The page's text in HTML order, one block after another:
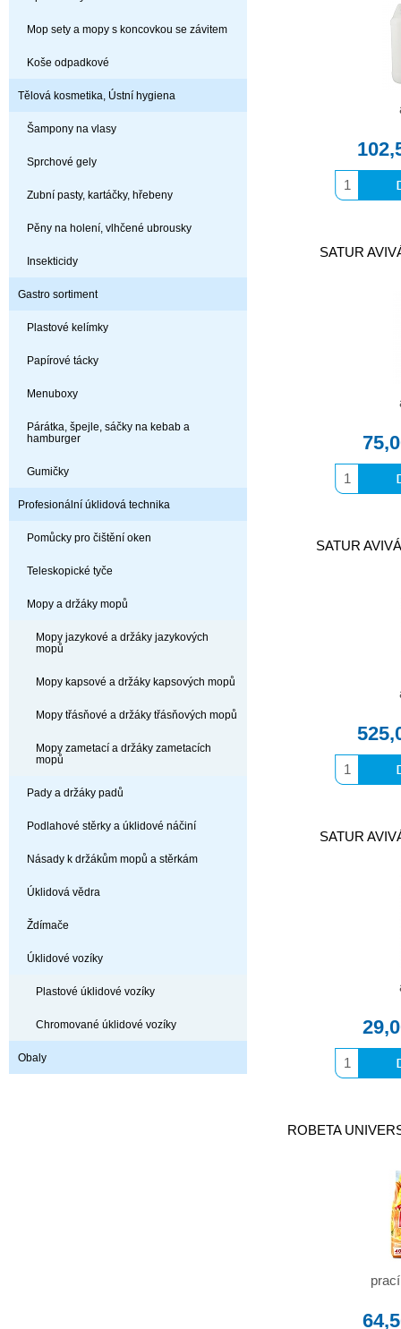
Mop sety a mopy s koncovkou se závitem
Koše odpadkové
Tělová kosmetika, Ústní hygiena
Šampony na vlasy
Sprchové gely
Zubní pasty, kartáčky, hřebeny
Pěny na holení, vlhčené ubrousky
Insekticidy
Gastro sortiment
Plastové kelímky
Papírové tácky
Menuboxy
Párátka, špejle, sáčky na kebab a
hamburger
Gumičky
Profesionální úklidová technika
Pomůcky pro čištění oken
Teleskopické tyče
Mopy a držáky mopů
Mopy jazykové a držáky jazykových
mopů
Mopy kapsové a držáky kapsových mopů
Mopy třásňové a držáky třásňových mopů
Mopy zametací a držáky zametacích
mopů
Pady a držáky padů
Podlahové stěrky a úklidové náčiní
Násady k držákům mopů a stěrkám
Úklidová vědra
Ždímače
Úklidové vozíky
Plastové úklidové vozíky
Chromované úklidové vozíky
Obaly
SATUR
SATUR
SATUR
ROBETA